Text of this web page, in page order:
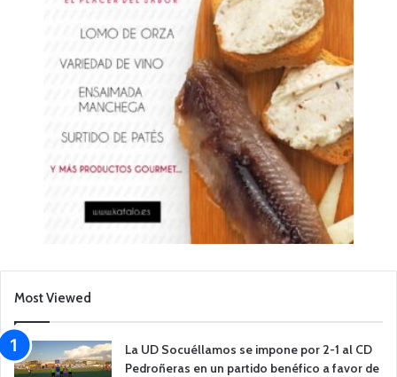
Most Viewed
La UD Socuéllamos se impone por 2-1 al CD
Pedroñeras en un partido benéfico a favor de